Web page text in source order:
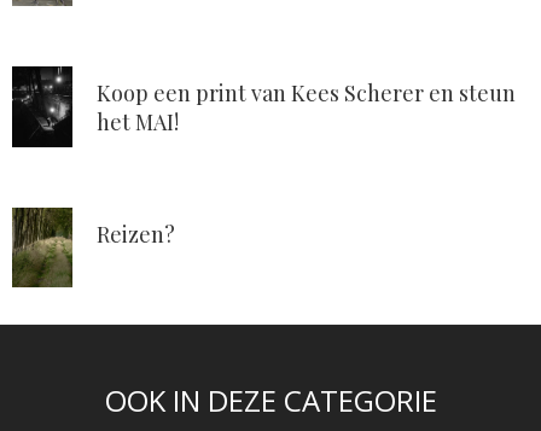
Koop een print van Kees Scherer en steun
het MAI!
Reizen?
OOK IN DEZE CATEGORIE